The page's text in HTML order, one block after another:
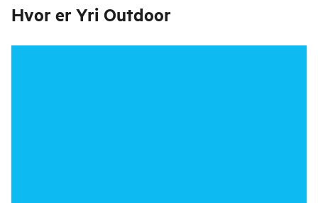
Hvor er Yri Outdoor